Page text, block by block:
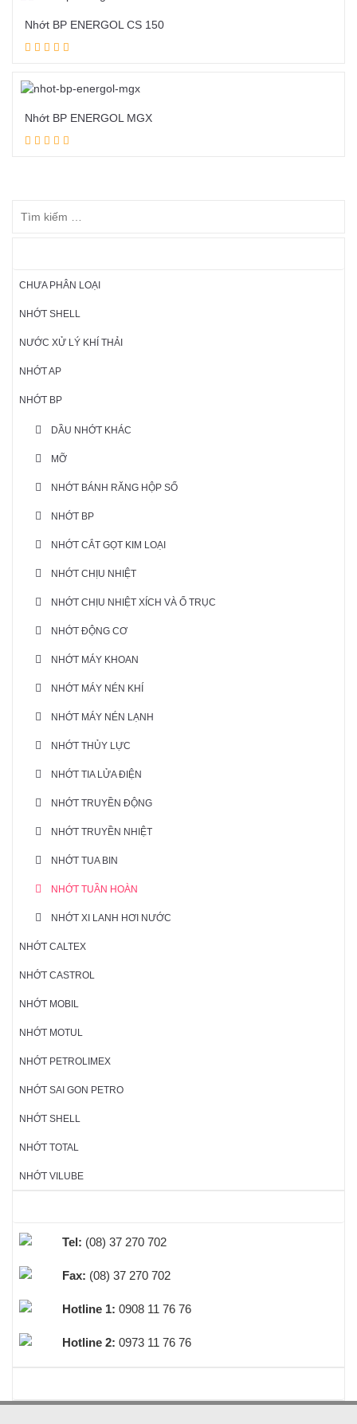
Nhớt BP ENERGOL CS 150
Nhớt BP ENERGOL MGX
CHƯA PHÂN LOẠI
NHỚT SHELL
NƯỚC XỬ LÝ KHÍ THẢI
NHỚT AP
NHỚT BP
DẦU NHỚT KHÁC
MỠ
NHỚT BÁNH RĂNG HỘP SỐ
NHỚT BP
NHỚT CẮT GỌT KIM LOẠI
NHỚT CHỊU NHIỆT
NHỚT CHỊU NHIỆT XÍCH VÀ Ổ TRỤC
NHỚT ĐỘNG CƠ
NHỚT MÁY KHOAN
NHỚT MÁY NÉN KHÍ
NHỚT MÁY NÉN LẠNH
NHỚT THỦY LỰC
NHỚT TIA LỬA ĐIỆN
NHỚT TRUYỀN ĐỘNG
NHỚT TRUYỀN NHIỆT
NHỚT TUA BIN
NHỚT TUẦN HOÀN
NHỚT XI LANH HƠI NƯỚC
NHỚT CALTEX
NHỚT CASTROL
NHỚT MOBIL
NHỚT MOTUL
NHỚT PETROLIMEX
NHỚT SAI GON PETRO
NHỚT SHELL
NHỚT TOTAL
NHỚT VILUBE
Tel: (08) 37 270 702
Fax: (08) 37 270 702
Hotline 1: 0908 11 76 76
Hotline 2: 0973 11 76 76